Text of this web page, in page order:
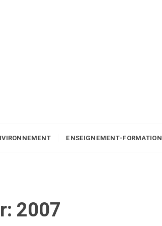
ENSEIGNEMENT-FORMATION
2007